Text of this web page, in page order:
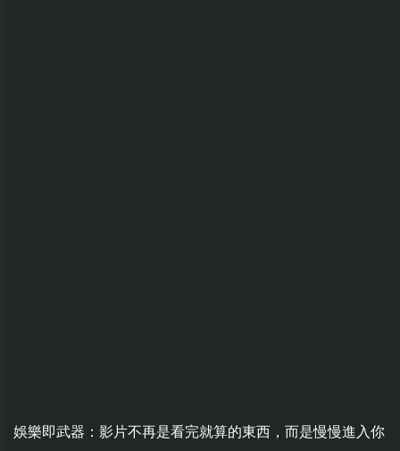
娛樂即武器：影片不再是看完就算的東西，而是慢慢進入你